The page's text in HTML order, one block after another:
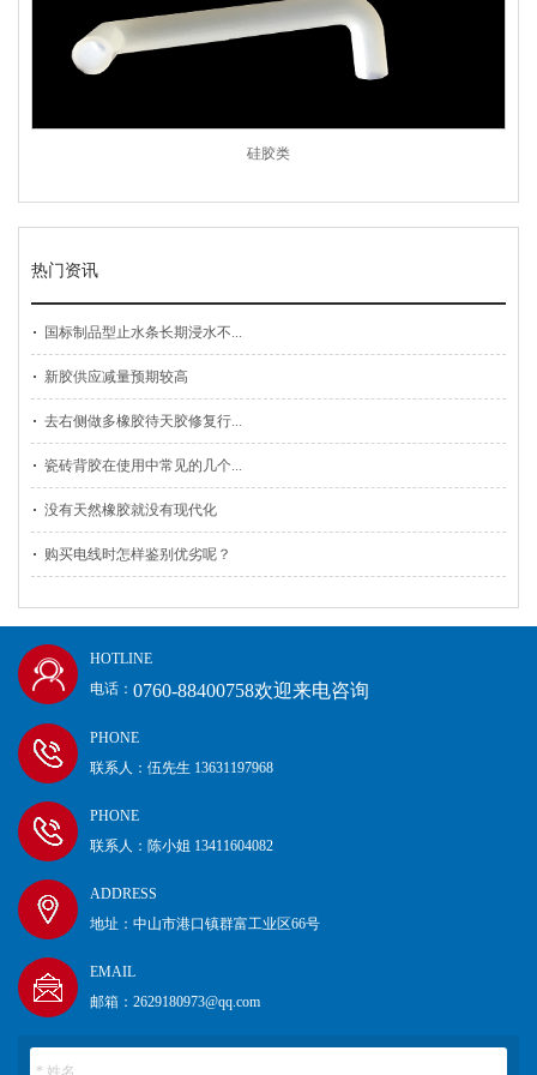
硅胶类
热门资讯
国标制品型止水条长期浸水不...
新胶供应减量预期较高
去右侧做多橡胶待天胶修复行...
瓷砖背胶在使用中常见的几个...
没有天然橡胶就没有现代化
购买电线时怎样鉴别优劣呢？
HOTLINE
电话： 0760-88400758欢迎来电咨询
PHONE
联系人：伍先生 13631197968
PHONE
联系人：陈小姐 13411604082
ADDRESS
地址：中山市港口镇群富工业区66号
EMAIL
邮箱：2629180973@qq.com